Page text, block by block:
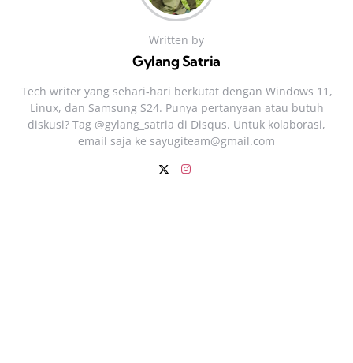
Written by
Gylang Satria
Tech writer yang sehari‑hari berkutat dengan Windows 11,
Linux, dan Samsung S24. Punya pertanyaan atau butuh
diskusi? Tag @gylang_satria di Disqus. Untuk kolaborasi,
email saja ke sayugiteam@gmail.com